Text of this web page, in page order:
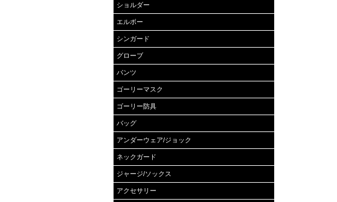
ショルダー
エルボー
シンガード
グローブ
パンツ
ゴーリーマスク
ゴーリー防具
バッグ
アンダーウェア/ジョック
ネックガード
ジャージ/ソックス
アクセサリー